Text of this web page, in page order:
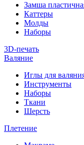
Замша
Каттеры
Молды
Наборы
3D-печать
Валяние
Иглы для
Инструменты
Наборы
Ткани
Шерсть
Плетение